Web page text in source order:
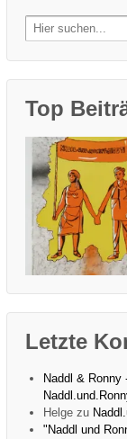
Search
for:
Top
Letzte
Naddl & Ronny
Helgezu
"Naddl und